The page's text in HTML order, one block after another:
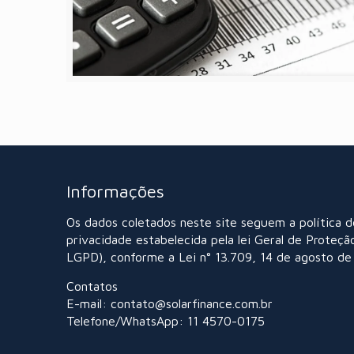
Informações
Os dados coletados neste site seguem a política
privacidade estabelecida pela lei Geral de
LGPD), conforme a Lei n° 13.709, 14 de agosto de
Contatos
E-mail: contato@solarfinance.com.br
Telefone/WhatsApp: 11 4570-0175